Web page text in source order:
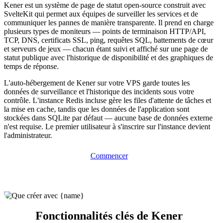
Kener est un système de page de statut open-source construit avec
SvelteKit qui permet aux équipes de surveiller les services et de
communiquer les pannes de manière transparente. Il prend en charge
plusieurs types de moniteurs — points de terminaison HTTP/API,
TCP, DNS, certificats SSL, ping, requêtes SQL, battements de cœur
et serveurs de jeux — chacun étant suivi et affiché sur une page de
statut publique avec l'historique de disponibilité et des graphiques de
temps de réponse.
L'auto-hébergement de Kener sur votre VPS garde toutes les
données de surveillance et l'historique des incidents sous votre
contrôle. L'instance Redis incluse gère les files d'attente de tâches et
la mise en cache, tandis que les données de l'application sont
stockées dans SQLite par défaut — aucune base de données externe
n'est requise. Le premier utilisateur à s'inscrire sur l'instance devient
l'administrateur.
Commencer
Fonctionnalités clés de Kener